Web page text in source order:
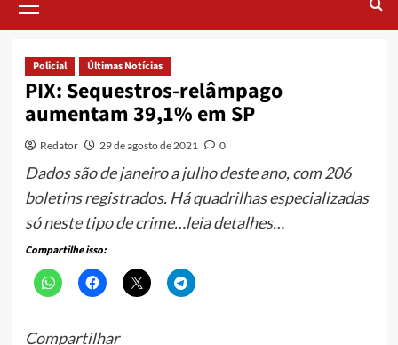
Menu
Policial Últimas Notícias
PIX: Sequestros-relâmpago
aumentam 39,1% em SP
Redator 29 de agosto de 2021 0
Dados são de janeiro a julho deste ano, com 206
boletins registrados. Há quadrilhas especializadas
só neste tipo de crime…leia detalhes…
Compartilhe isso:
Compartilhar